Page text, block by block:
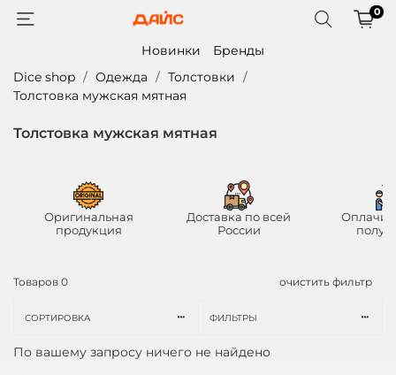
0
Новинки
Бренды
Dice shop
Одежда
Толстовки
Толстовка мужская мятная
Толстовка мужская мятная
Оригинальная
продукция
Доставка по всей
России
Товаров 0 очистить фильтр
СОРТИРОВКА ФИЛЬТРЫ
По вашему запросу ничего не найдено